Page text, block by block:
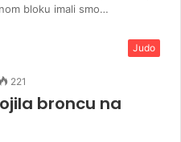
bloku imali smo…
Judo
221
broncu na